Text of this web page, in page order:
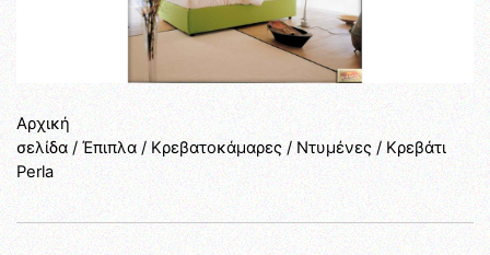
Αρχική
σελίδα/Έπιπλα/Κρεβατοκάμαρες/ Ντυμένες / Κρεβάτι
Perla